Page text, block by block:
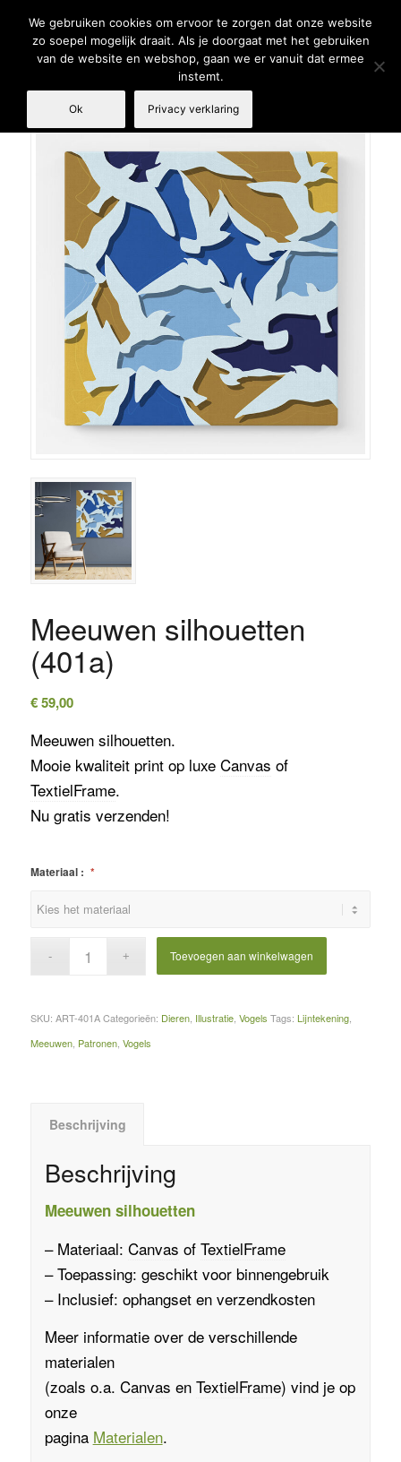
Meeuwen silhouetten
(401a)
€59,00
Meeuwen silhouetten.
Mooie kwaliteit print op luxe Canvas of
TextielFrame.
Nu gratis verzenden!
Materiaal : *
Toevoegen aan winkelwagen
SKU: ART-401A Categorieën: Dieren, Illustratie, Vogels Tags: Lijntekening,
Meeuwen, Patronen, Vogels
Beschrijving
Beschrijving
Meeuwen silhouetten
– Materiaal: Canvas of TextielFrame
– Toepassing: geschikt voor binnengebruik
– Inclusief: ophangset en verzendkosten
Meer informatie over de verschillende
materialen
(zoals o.a. Canvas en TextielFrame) vind je op
onze
pagina Materialen.
We gebruiken cookies om ervoor te zorgen dat onze website
zo soepel mogelijk draait. Als je doorgaat met het gebruiken
van de website en webshop, gaan we er vanuit dat ermee
instemt.
Ok Privacy verklaring